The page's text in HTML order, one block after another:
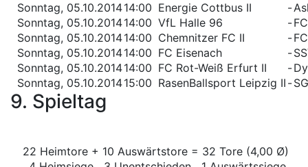
Sonntag, 05.10.201414:00 Energie Cottbus II -
Sonntag, 05.10.201414:00 VfL Halle 96 -
Sonntag, 05.10.201414:00 Chemnitzer FC II -
Sonntag, 05.10.201414:00 FC Eisenach -
Sonntag, 05.10.201414:00 FC Rot-Weiß Erfurt II -
Sonntag, 05.10.201415:00 RasenBallsport Leipzig II -
9. Spieltag
22 Heimtore + 10 Auswärtstore = 32 Tore (4,00 Ø)